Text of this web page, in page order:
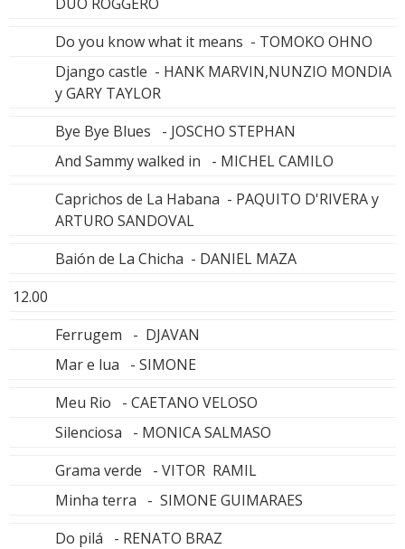
Do you know what it means - TOMOKO OHNO
Django castle - HANK MARVIN,NUNZIO MONDIA
y GARY TAYLOR
Bye Bye Blues - JOSCHO STEPHAN
And Sammy walked in - MICHEL CAMILO
Caprichos de La Habana - PAQUITO D'RIVERA y
ARTURO SANDOVAL
Baión de La Chicha - DANIEL MAZA
12.00
Ferrugem - DJAVAN
Mar e lua - SIMONE
Meu Rio - CAETANO VELOSO
Silenciosa - MONICA SALMASO
Grama verde - VITOR RAMIL
Minha terra - SIMONE GUIMARAES
Do pilá - RENATO BRAZ